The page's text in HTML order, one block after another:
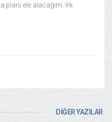
planı ele alacağım. Irk
DİĞER YAZILAR